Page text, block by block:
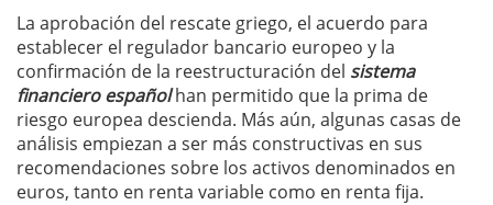
La aprobación del rescate griego, el acuerdo para
establecer el regulador bancario europeo y la
confirmación de la reestructuración del sistema
financiero español han permitido que la prima de
riesgo europea descienda. Más aún, algunas casas de
análisis empiezan a ser más constructivas en sus
recomendaciones sobre los activos denominados en
euros, tanto en renta variable como en renta fija.